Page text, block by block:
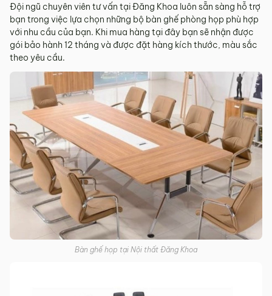
Đội ngũ chuyên viên tư vấn tại Đăng Khoa luôn sẵn sàng hỗ trợ
bạn trong việc lựa chọn những bộ bàn ghế phòng họp phù hợp
với nhu cầu của bạn. Khi mua hàng tại đây bạn sẽ nhận được
gói bảo hành 12 tháng và được đặt hàng kích thước, màu sắc
theo yêu cầu.
Bàn ghế họp tại Nội thất Đăng Khoa